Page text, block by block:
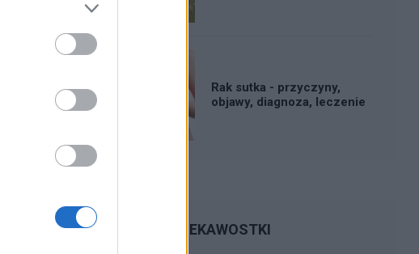
Rak sutka - przyczyny,
objawy, diagnoza, leczenie
CIEKAWOSTKI